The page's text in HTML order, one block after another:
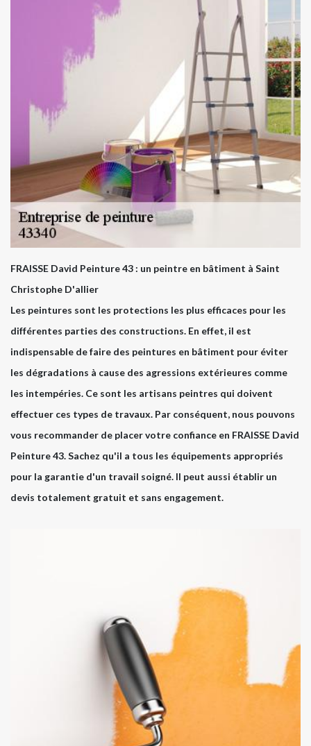
FRAISSE David Peinture 43 : un peintre en bâtiment à Saint
Christophe D'allier
Les peintures sont les protections les plus efficaces pour les
différentes parties des constructions. En effet, il est
indispensable de faire des peintures en bâtiment pour éviter
les dégradations à cause des agressions extérieures comme
les intempéries. Ce sont les artisans peintres qui doivent
effectuer ces types de travaux. Par conséquent, nous pouvons
vous recommander de placer votre confiance en FRAISSE David
Peinture 43. Sachez qu'il a tous les équipements appropriés
pour la garantie d'un travail soigné. Il peut aussi établir un
devis totalement gratuit et sans engagement.